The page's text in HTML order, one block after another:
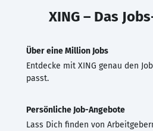
XING – Das
Über eine Million Jobs
Entdecke mit XING genau den
passt.
Persönliche Job-Angebote
Lass Dich finden von